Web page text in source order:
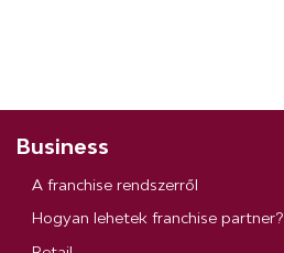
Business
A franchise rendszerről
Hogyan lehetek franchise partner?